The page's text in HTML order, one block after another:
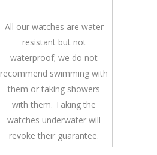
All our watches are water
resistant but not
waterproof; we do not
recommend swimming with
them or taking showers
with them. Taking the
watches underwater will
revoke their guarantee.